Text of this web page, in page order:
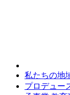
私たちの地
プロデュー